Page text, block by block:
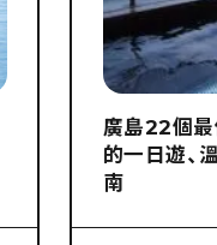
廣島22個最
的一日遊、
南